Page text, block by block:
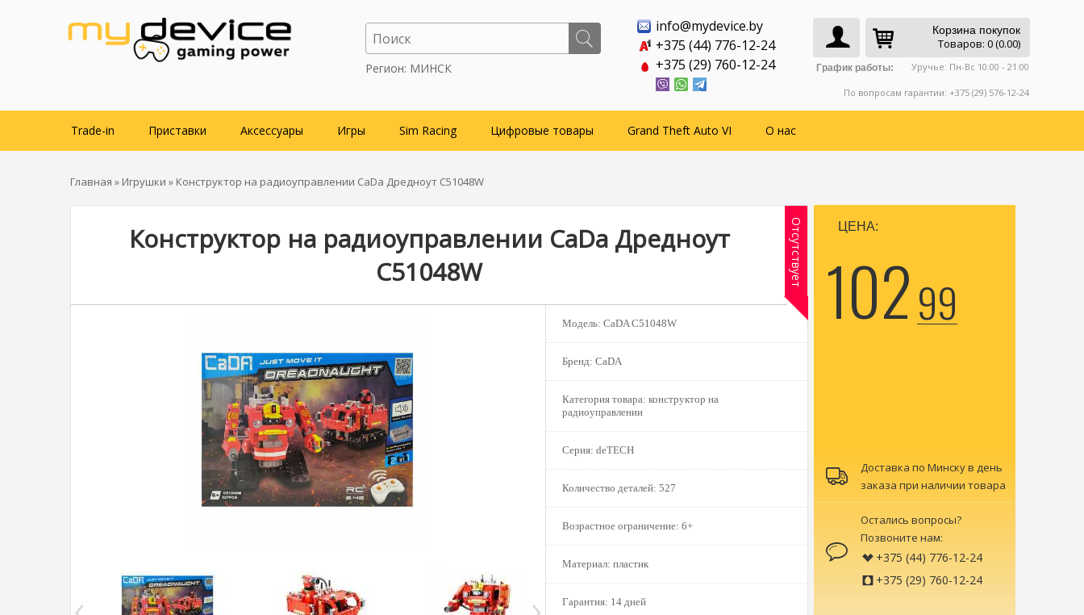
Регион: МИНСК
Корзина покупок
Товаров: 0 (0.00)
График работы: Уручье: Пн-Вс 10:00 - 21:00
По вопросам гарантии: +375 (29) 576-12-24
info@mydevice.by
+375 (44) 776-12-24
+375 (29) 760-12-24
Trade-in Приставки Аксессуары Игры Sim Racing Цифровые товары Grand Theft Auto VI О нас
Главная » Игрушки » Конструктор на радиоуправлении CaDa Дредноут C51048W
Конструктор на радиоуправлении CaDa Дредноут
C51048W
Модель: CaDA C51048W
Бренд: CaDA
Категория товара: конструктор на
радиоуправлении
Серия: deTECH
Количество деталей: 527
Возрастное ограничение: 6+
Материал: пластик
Гарантия: 14 дней
Отсутствует ЦЕНА:
10299
Доставка по Минску в день
заказа при наличии товара
Остались вопросы?
Позвоните нам:
+375 (44) 776-12-24
+375 (29) 760-12-24